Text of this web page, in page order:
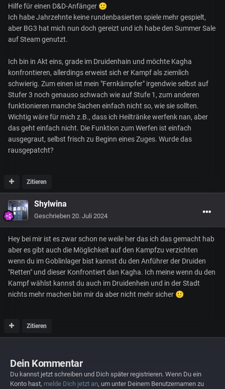
Hilfe für einen D&D-Anfänger 🙂
Ich habe Jahrzehnte keine rundenbasierten spiele mehr gespielt,
aber BG3 hat mich nun doch gereizt und ich habe den Summer Sale
auf Steam genutzt.
Ich bin in Akt eins, grade im Druidenhain und möchte Kagha
konfrontieren, allerdings erweist sich er Kampf als ziemlich
schwierig. Zum einen ist mein "Fernkämpfer" irgendwie selbst auf
Stufer 3 noch genauso schwach wie auf Stufe 1, zum anderen
funktionieren manche Sachen einfach nicht so, wie sie sollten.
Wichtig wäre für mich z.B., dass ich Heiltränke werfenk nan, aber
das geht einfach nicht. Die Funktion zum Werfen ist einfach
ausgegraut, selbst frisch zu Beginn eines Zuges. Wurde das
rausgepatcht?
Zitieren
Shylwina
Geschrieben 20. Juli 2024
Hey bei mir ist es zwar schon ne weile her das ich das gemacht hab
aber es gibt auch die Möglichkeit auf den Kampfzu verzichten
wenn du im Goblinlager bist kannst du den Anführer der Druiden
"Retten" und dieser Konfrontiert dan Kagha. Ich meine wenn du den
Kampf wählst kannst du auch im Druidenhein und in der Stadt
nichts mehr machen bin mir da aber nicht mehr sicher 🙂
Zitieren
Dein Kommentar
Du kannst jetzt schreiben und Dich später registrieren. Wenn Du ein
Konto hast, melde Dich jetzt an, um unter Deinem Benutzernamen zu